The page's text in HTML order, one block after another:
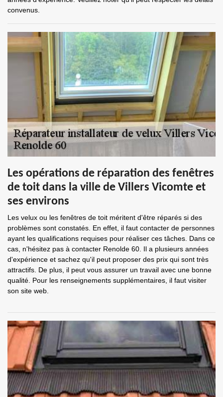
convenus.
Les opérations de réparation des fenêtres
de toit dans la ville de Villers Vicomte et
ses environs
Les velux ou les fenêtres de toit méritent d'être réparés si des
problèmes sont constatés. En effet, il faut contacter de personnes
ayant les qualifications requises pour réaliser ces tâches. Dans ce
cas, n'hésitez pas à contacter Renolde 60. Il a plusieurs années
d'expérience et sachez qu'il peut proposer des prix qui sont très
attractifs. De plus, il peut vous assurer un travail avec une bonne
qualité. Pour les renseignements supplémentaires, il faut visiter
son site web.